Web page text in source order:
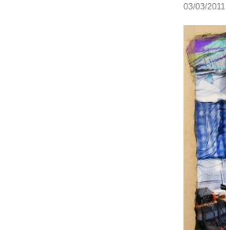
03/03/2011